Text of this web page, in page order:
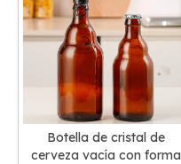
Botella de cristal de
cerveza vacía con forma